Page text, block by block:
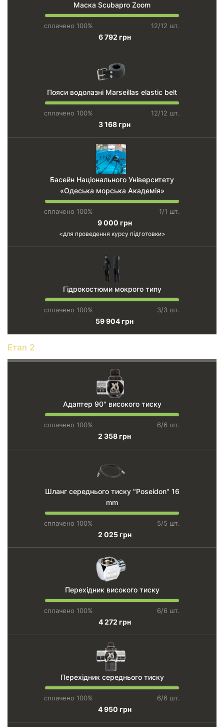
Маска Scubapro Zoom
сплачено 100% 12/12 шт.
6 792 грн
Пояси водолазні Marseillas elastic belt
сплачено 100% 12/12 шт.
3 168 грн
Басейн Національного Університету
«Одеська морська Академія»
сплачено 100% 1/1 шт.
9 000 грн
для проведення курсу підготовки
Гідрокостюми мокрого типу
сплачено 100% 3/3 шт.
59 904 грн
Етап 2
Адаптер 90" високого тиску
сплачено 100% 6/6 шт.
2 358 грн
Шланг середнього тиску "Poseidon" 16
mm
сплачено 100% 5/5 шт.
2 025 грн
Перехідник високого тиску
сплачено 100% 6/6 шт.
4 272 грн
Перехідник середнього тиску
сплачено 100% 6/6 шт.
4 950 грн